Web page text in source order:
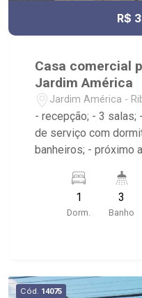
R$
Casa comercial
Jardim América
Jardim América -
- recepção; - 3 salas;
de serviço com
banheiros; - próximo
1
Dorm.
3
Banho
Cód. 14075